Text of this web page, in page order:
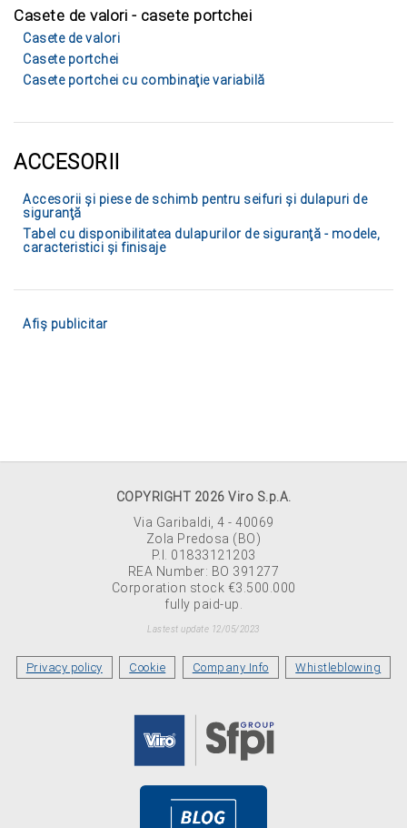
Casete de valori - casete portchei
Casete de valori
Casete portchei
Casete portchei cu combinaţie variabilă
ACCESORII
Accesorii şi piese de schimb pentru seifuri şi dulapuri de
siguranţă
Tabel cu disponibilitatea dulapurilor de siguranţă - modele,
caracteristici şi finisaje
Afiş publicitar
COPYRIGHT 2026 Viro S.p.A.
Via Garibaldi, 4 - 40069
Zola Predosa (BO)
P.I. 01833121203
REA Number: BO 391277
Corporation stock €3.500.000
fully paid-up.
Lastest update 12/05/2023
Privacy policy Cookie Company Info Whistleblowing